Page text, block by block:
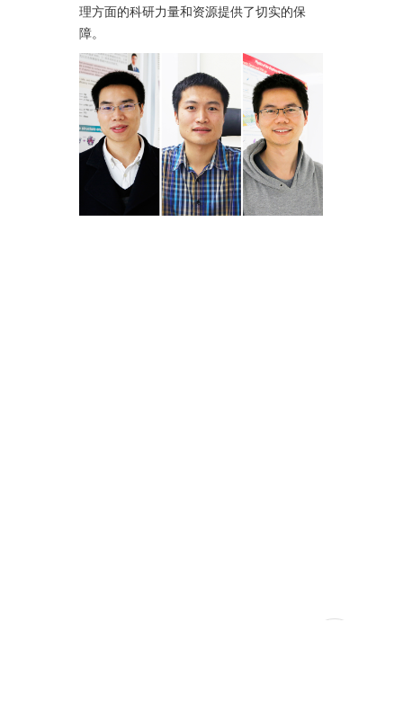
理方面的科研力量和资源提供了切实的保
障。